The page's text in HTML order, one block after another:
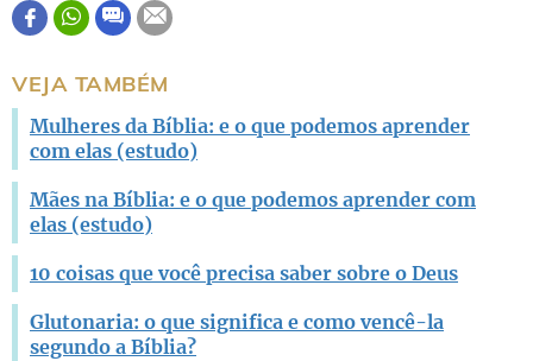
Este conteúdo contém informação incorreta
VEJA TAMBÉM
Mulheres da Bíblia: e o que podemos aprender
com elas (estudo)
Mães na Bíblia: e o que podemos aprender com
elas (estudo)
10 coisas que você precisa saber sobre o Deus
Glutonaria: o que significa e como vencê-la
segundo a Bíblia?